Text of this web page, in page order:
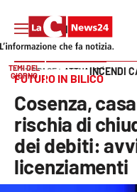
SEZIONI
Cronaca
Politica
Vai
TEMI DEL
GIORNO
INCENDI
HOME PAGE ATTUALITÀ
FUTURO IN BILICO
Cosenza,
rischia di
dei debiti:
licenziamenti